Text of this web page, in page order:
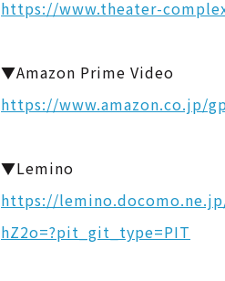
https://www.theater-
▼Amazon Prime Video
https://www.amazon.co.jp/
▼Lemino
https://lemino.docomo.ne.jp/
hZ2o=?pit_git_type=PIT